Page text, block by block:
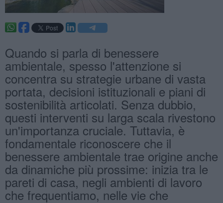
Quando si parla di benessere
ambientale, spesso l'attenzione si
concentra su strategie urbane di vasta
portata, decisioni istituzionali e piani di
sostenibilità articolati. Senza dubbio,
questi interventi su larga scala rivestono
un'importanza cruciale. Tuttavia, è
fondamentale riconoscere che il
benessere ambientale trae origine anche
da dinamiche più prossime: inizia tra le
pareti di casa, negli ambienti di lavoro
che frequentiamo, nelle vie che